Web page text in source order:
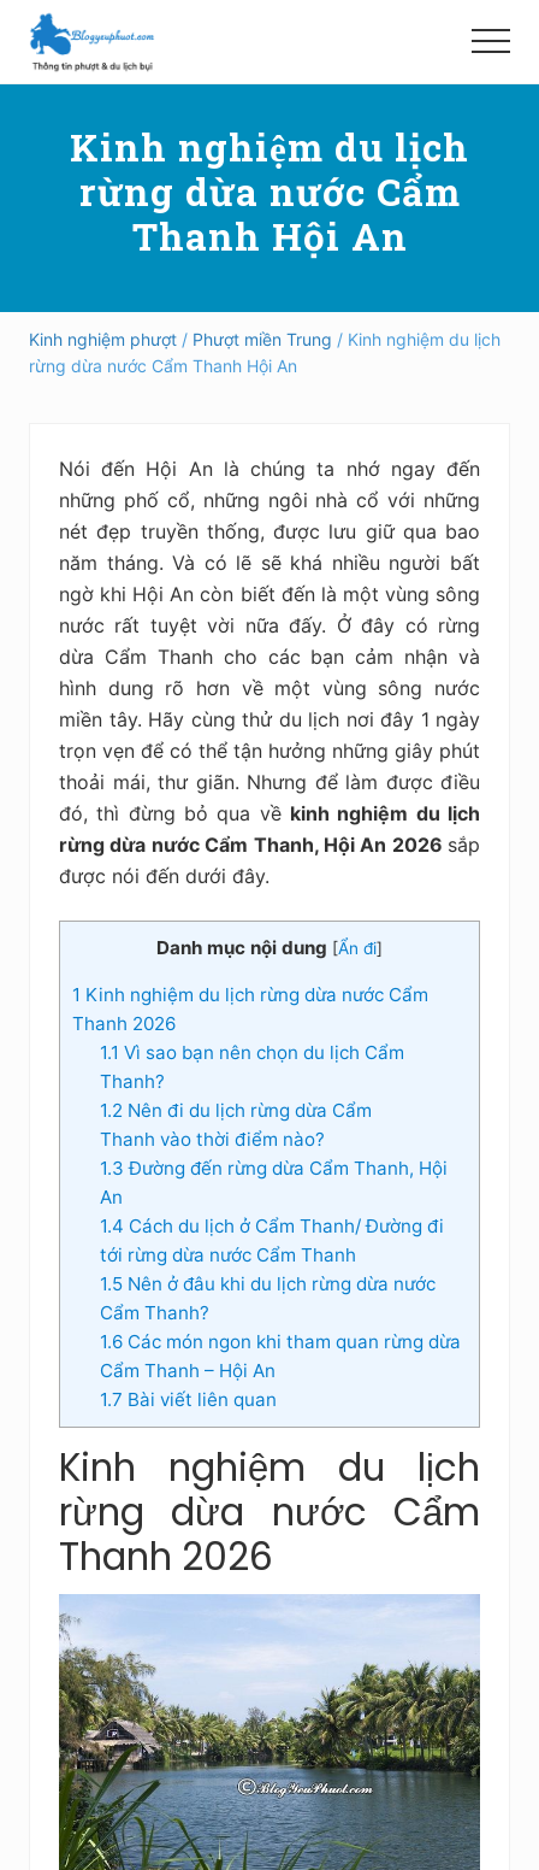
Menu
Skip
main
qua
primary
Hướng
phượt,
và
ngoài
nước
an
nghiệm,
kiệm
Menu
Kinh nghiệm du lịch
rừng dừa nước Cẩm
Thanh Hội An
Kinh nghiệm phượt / Phượt miền Trung / Kinh nghiệm du lịch
rừng dừa nước Cẩm Thanh Hội An
Nói đến Hội An là chúng ta nhớ ngay đến
những phố cổ, những ngôi nhà cổ với những
nét đẹp truyền thống, được lưu giữ qua bao
năm tháng. Và có lẽ sẽ khá nhiều người bất
ngờ khi Hội An còn biết đến là một vùng sông
nước rất tuyệt vời nữa đấy. Ở đây có rừng
dừa Cẩm Thanh cho các bạn cảm nhận và
hình dung rõ hơn về một vùng sông nước
miền tây. Hãy cùng thử du lịch nơi đây 1 ngày
trọn vẹn để có thể tận hưởng những giây phút
thoải mái, thư giãn. Nhưng để làm được điều
đó, thì đừng bỏ qua về kinh nghiệm du lịch
rừng dừa nước Cẩm Thanh, Hội An 2026 sắp
được nói đến dưới đây.
Danh mục nội dung [Ẩn đi]
1 Kinh nghiệm du lịch rừng dừa nước Cẩm
Thanh 2026
1.1 Vì sao bạn nên chọn du lịch Cẩm
Thanh?
1.2 Nên đi du lịch rừng dừa Cẩm
Thanh vào thời điểm nào?
1.3 Đường đến rừng dừa Cẩm Thanh, Hội
An
1.4 Cách du lịch ở Cẩm Thanh/ Đường đi
tới rừng dừa nước Cẩm Thanh
1.5Nên ở đâu khi du lịch rừng dừa nước
Cẩm Thanh?
1.6Các món ngon khi tham quan rừng dừa
Cẩm Thanh – Hội An
1.7 Bài viết liên quan
Kinh nghiệm du lịch
rừng dừa nước Cẩm
Thanh 2026